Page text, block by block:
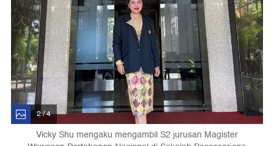
2 / 4
Vicky Shu mengaku mengambil S2 jurusan Magister